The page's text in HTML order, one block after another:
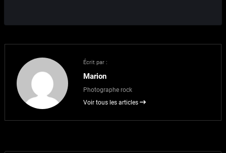
Écrit par :
Marion
Photographe rock
Voir tous les articles